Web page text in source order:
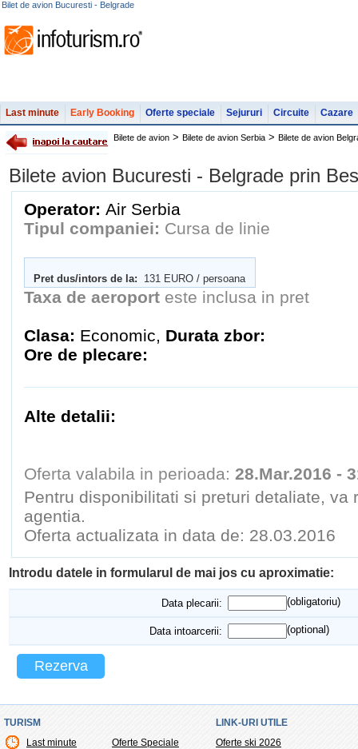
Bilet de avion Bucuresti - Belgrade
Last minute Early Booking Oferte speciale Sejururi Circuite Cazare
Bilete de avion > Bilete de avion Serbia > Bilete de avion
Bilete avion Bucuresti - Belgrade prin
Operator: Air Serbia
Tipul companiei: Cursa de linie
Pret dus/intors de la: 131 EURO / persoana
Taxa de aeroport este inclusa in pret
Clasa: Economic, Durata zbor:
Ore de plecare:
Alte detalii:
Oferta valabila in perioada: 28.Mar.2016 -
Pentru disponibilitati si preturi detaliate, va
agentia.
Oferta actualizata in data de: 28.03.2016
Introdu datele in formularul de mai jos cu aproximatie:
Data plecarii: (obligatoriu)
Data intoarcerii: (optional)
Rezerva
TURISM
Last minute
Oferte Speciale
LINK-URI UTILE
Oferte ski 2026